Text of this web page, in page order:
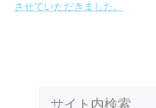
させていただきました。